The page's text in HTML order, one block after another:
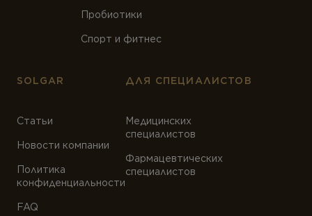
Пробиотики
Спорт и фитнес
SOLGAR
Статьи
Новости компании
Политика
конфиденциальности
FAQ
ДЛЯ СПЕЦИАЛИСТОВ
Медицинских
специалистов
Фармацевтических
специалистов